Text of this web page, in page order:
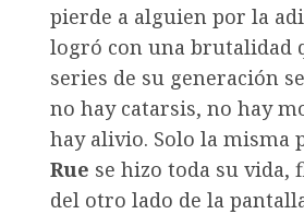
pierde a alguien por la
logró con una brutalidad
series de su generación
no hay catarsis, no hay
hay alivio. Solo la misma
Rue se hizo toda su vida,
del otro lado de la